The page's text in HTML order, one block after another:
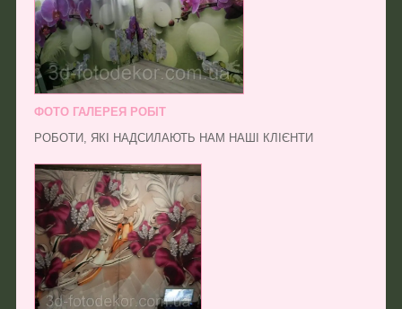
ФОТО ГАЛЕРЕЯ РОБІТ
РОБОТИ, ЯКІ НАДСИЛАЮТЬ НАМ НАШІ КЛІЄНТИ